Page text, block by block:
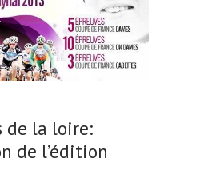
de la loire:
de l’édition